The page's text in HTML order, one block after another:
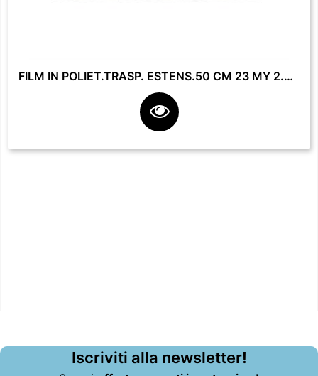
FILM IN POLIET.TRASP. ESTENS.50 CM 23 MY 2.2 KG **
Iscriviti alla newsletter!